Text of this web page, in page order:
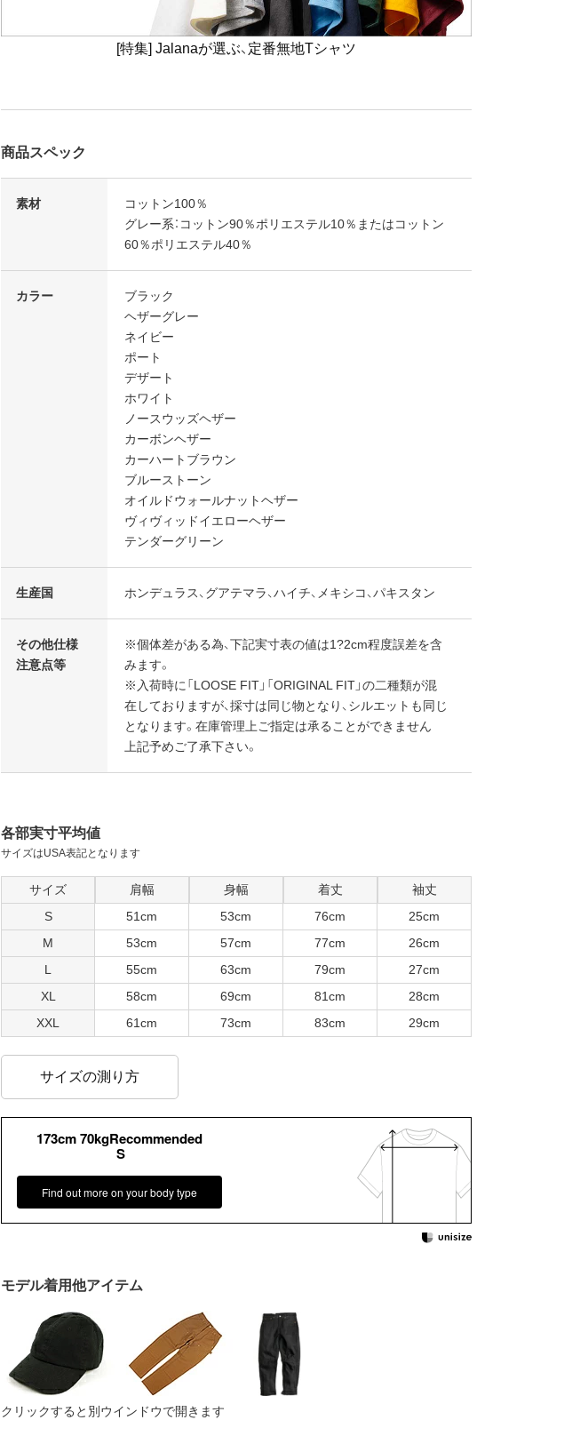
[特集] Jalanaが選ぶ、定番無地Tシャツ
商品スペック
素材
コットン100％
グレー系：コットン90％ポリエステル10％またはコットン
60％ポリエステル40％
カラー
ブラック
ヘザーグレー
ネイビー
ポート
デザート
ホワイト
ノースウッズヘザー
カーボンヘザー
カーハートブラウン
ブルーストーン
オイルドウォールナットヘザー
ヴィヴィッドイエローヘザー
テンダーグリーン
生産国 ホンデュラス、グアテマラ、ハイチ、メキシコ、パキスタン
その他仕様
注意点等
※個体差がある為、下記実寸表の値は1?2cm程度誤差を含
みます。
※入荷時に「LOOSE FIT」「ORIGINAL FIT」の二種類が混
在しておりますが、採寸は同じ物となり、シルエットも同じ
となります。在庫管理上ご指定は承ることができません
上記予めご了承下さい。
各部実寸平均値
サイズはUSA表記となります
サイズ 肩幅 身幅 着丈
袖丈
S
51cm 53cm 76cm
25cm
M
53cm 57cm 77cm
26cm
L
55cm 63cm 79cm
27cm
XL
58cm 69cm 81cm
28cm
XXL
61cm 73cm 83cm 29cm
サイズの測り方
173cm 70kgRecommended
S
Find out more on your body type
モデル着用他アイテム
クリックすると別ウインドウで開きます